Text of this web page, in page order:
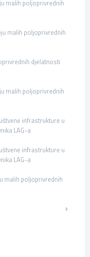
malih poljoprivrednih
malih poljoprivrednih
djelatnosti
malih poljoprivrednih
infrastrukture u
LAG-a
infrastrukture u
LAG-a
malih poljoprivrednih